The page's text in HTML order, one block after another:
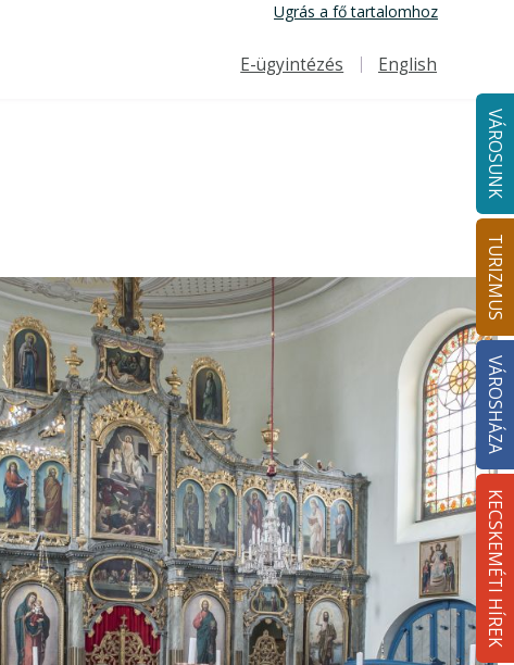
Ugrás a fő tartalomhoz
Felső navigáció
E-ügyintézés English
VÁROSUNK
TURIZMUS
VÁROSHÁZA
KECSKEMÉTI HÍREK